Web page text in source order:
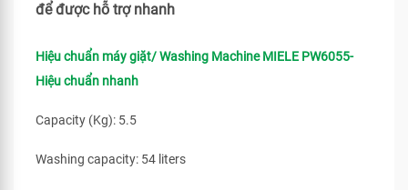
để được hỗ trợ nhanh
Hiệu chuẩn máy giặt/ Washing Machine MIELE PW6055-
Hiệu chuẩn nhanh
Capacity (Kg): 5.5
Washing capacity: 54 liters